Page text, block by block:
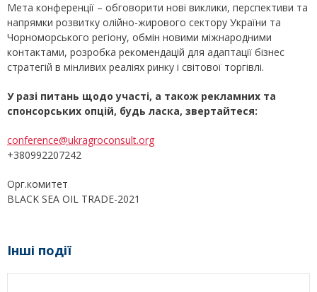
Мета конференції – обговорити нові виклики, перспективи та
напрямки розвитку олійно-жирового сектору України та
Чорноморського регіону, обмін новими міжнародними
контактами, розробка рекомендацій для адаптації бізнес
стратегій в мінливих реаліях ринку і світової торгівлі.
У разі питань щодо участі, а також рекламних та
спонсорських опцій, будь ласка, звертайтеся:
conference@ukragroconsult.org
+380992207242
Орг.комитет
BLACK SEA OIL TRADE-2021
Інші події